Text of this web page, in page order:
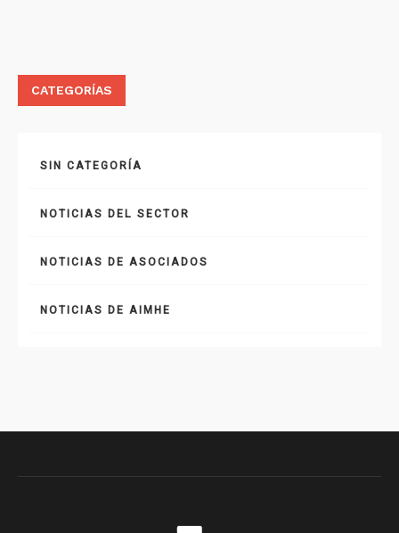
CATEGORÍAS
SIN CATEGORÍA
NOTICIAS DEL SECTOR
NOTICIAS DE ASOCIADOS
NOTICIAS DE AIMHE